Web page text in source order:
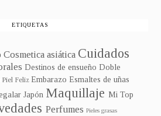
ETIQUETAS
Cosmetica asiática Cuidados
Destinos de ensueño Doble
Piel Feliz Embarazo Esmaltes de uñas
Japón Maquillaje Mi Top
Perfumes Pieles grasas